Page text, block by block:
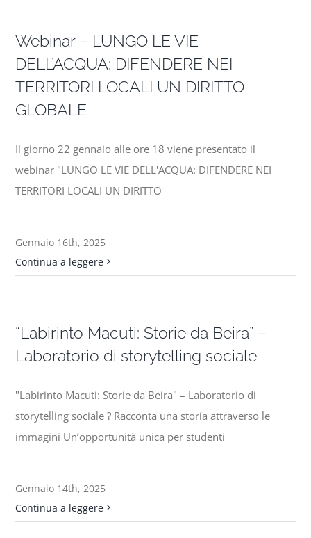
Webinar – LUNGO LE VIE
DELL’ACQUA: DIFENDERE NEI
TERRITORI LOCALI UN DIRITTO
GLOBALE
Il giorno 22 gennaio alle ore 18 viene presentato il
webinar "LUNGO LE VIE DELL'ACQUA: DIFENDERE NEI
TERRITORI LOCALI UN DIRITTO
Gennaio 16th, 2025
Continua a leggere
“Labirinto Macuti: Storie da Beira” –
Laboratorio di storytelling sociale
"Labirinto Macuti: Storie da Beira" – Laboratorio di
storytelling sociale ? Racconta una storia attraverso le
immagini Un’opportunità unica per studenti
Gennaio 14th, 2025
Continua a leggere